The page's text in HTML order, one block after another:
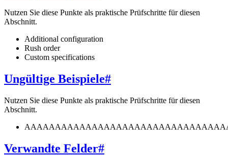
Nutzen Sie diese Punkte als praktische Prüfschritte für diesen
Abschnitt.
Additional configuration
Rush order
Custom specifications
Ungültige Beispiele#
Nutzen Sie diese Punkte als praktische Prüfschritte für diesen
Abschnitt.
Verwandte Felder#